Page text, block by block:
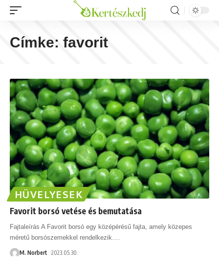
Címke: favorit
HÜVELYESEK
Favorit borsó vetése és bemutatása
Fajtaleírás A Favorit borsó egy középérésű fajta, amely közepes
méretű borsószemekkel rendelkezik.
M. Norbert 2023.05.30.